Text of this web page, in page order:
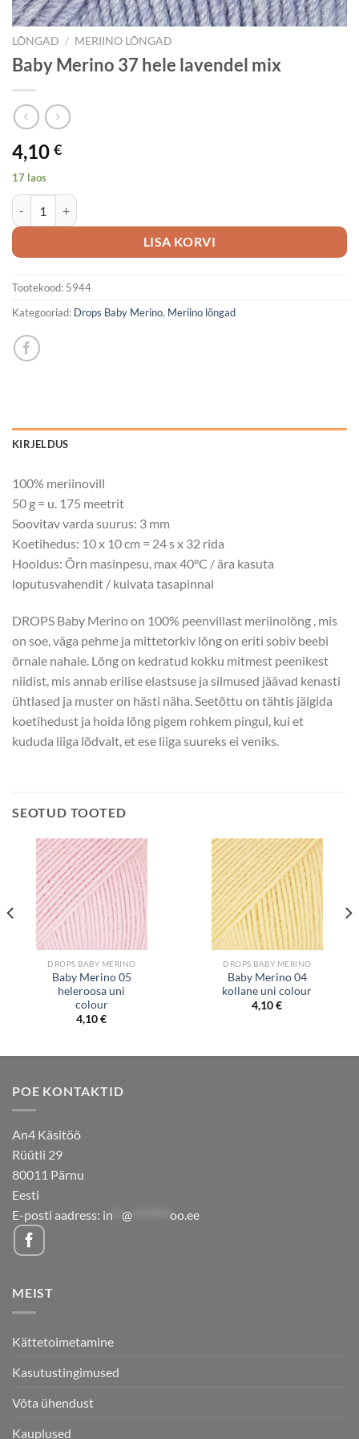
LÕNGAD / MERIINO LÕNGAD
Baby Merino 37 hele lavendel mix
4,10 €
17 laos
Baby Merino 37 hele lavendel mix kogus
LISA KORVI
Tootekood: 5944
Kategooriad: Drops Baby Merino, Meriino lõngad
KIRJELDUS
100% meriinovill
50 g = u. 175 meetrit
Soovitav varda suurus: 3 mm
Koetihedus: 10 x 10 cm = 24 s x 32 rida
Hooldus: Õrn masinpesu, max 40°C / ära kasuta
loputusvahendit / kuivata tasapinnal
DROPS Baby Merino on 100% peenvillast meriinolõng , mis
on soe, väga pehme ja mittetorkiv lõng on eriti sobiv beebi
õrnale nahale. Lõng on kedratud kokku mitmest peenikest
niidist, mis annab erilise elastsuse ja silmused jäävad kenasti
ühtlased ja muster on hästi näha. Seetõttu on tähtis jälgida
koetihedust ja hoida lõng pigem rohkem pingul, kui et
kududa liiga lõdvalt, et ese liiga suureks ei veniks.
SEOTUD TOOTED
DROPS BABY MERINO
Baby Merino 05
heleroosa uni
colour
4,10€
DROPS BABY MERINO
Baby Merino 04
kollane uni colour
4,10€
POE KONTAKTID
An4 Käsitöö
Rüütli 29
80011 Pärnu
Eesti
E-posti aadress: in @ oo.ee
MEIST
Kättetoimetamine
Kasutustingimused
Võta ühendust
Kauplused